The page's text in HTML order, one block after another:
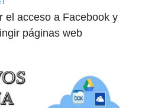
el acceso a Facebook y
páginas web